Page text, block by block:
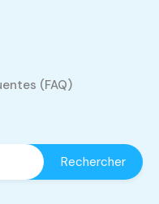
(FAQ)